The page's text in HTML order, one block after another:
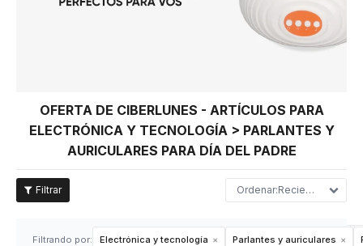
OFERTA DE CIBERLUNES - ARTÍCULOS PARA
ELECTRÓNICA Y TECNOLOGÍA > PARLANTES Y
AURICULARES PARA DÍA DEL PADRE
Recientes
Filtrando por: Electrónica y tecnología Parlantes y auriculares